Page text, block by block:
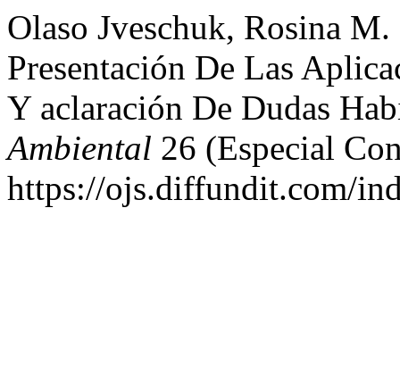
Olaso Jveschuk, Rosina
Presentación De Las
Y aclaración De Dudas
Ambiental 26 (Especial
https://ojs.diffundit.com/